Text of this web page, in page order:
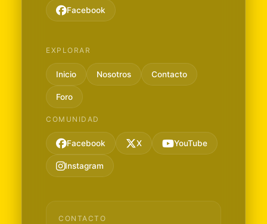
Facebook
EXPLORAR
Inicio Nosotros Contacto
Foro
COMUNIDAD
Facebook X YouTube
Instagram
CONTACTO